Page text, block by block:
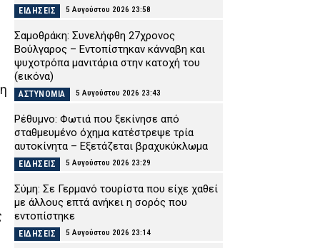
ΕΙΔΗΣΕΙΣ 5 Αυγούστου 2026 23:58
Σαμοθράκη: Συνελήφθη 27χρονος
Βούλγαρος – Εντοπίστηκαν κάνναβη και
ψυχοτρόπα μανιτάρια στην κατοχή του
(εικόνα)
ΑΣΤΥΝΟΜΙΑ 5 Αυγούστου 2026 23:43
Ρέθυμνο: Φωτιά που ξεκίνησε από
σταθμευμένο όχημα κατέστρεψε τρία
αυτοκίνητα – Εξετάζεται βραχυκύκλωμα
ΕΙΔΗΣΕΙΣ 5 Αυγούστου 2026 23:29
Σύμη: Σε Γερμανό τουρίστα που είχε χαθεί
με άλλους επτά ανήκει η σορός που
εντοπίστηκε
ΕΙΔΗΣΕΙΣ 5 Αυγούστου 2026 23:14